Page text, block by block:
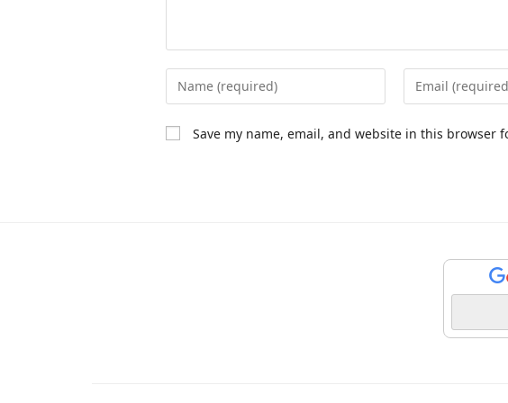
Save my name, email, and website in this browser